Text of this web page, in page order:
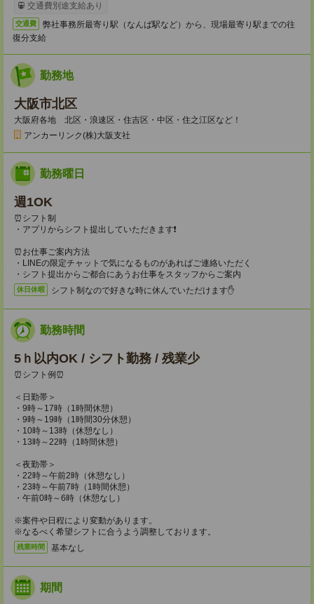
交通費別途支給あり
交通費
弊社事務所最寄り駅（なんば駅など）から、現場最寄り駅までの往
復分支給
勤務地
大阪市北区
大阪府各地 北区・浪速区・住吉区・中区・住之江区など！
アンカーリンク(株)大阪支社
勤務曜日
週1OK
⏰シフト制
・アプリからシフト提出していただきます❗
⏰お仕事ご案内方法
・LINEの限定チャットで気になるものがあればご連絡いただく
・シフト提出からご都合にあうお仕事をスタッフからご案内
休日休暇 シフト制なので好きな時に休んでいただけます✋
勤務時間
5ｈ以内OK / シフト勤務 / 残業少
⏰シフト例⏰
＜日勤帯＞
・9時～17時（1時間休憩）
・9時～19時（1時間30分休憩）
・10時～13時（休憩なし）
・13時～22時（1時間休憩）
＜夜勤帯＞
・22時～午前2時（休憩なし）
・23時～午前7時（1時間休憩）
・午前0時～6時（休憩なし）
※案件や日程により変動があります。
※なるべく希望シフトに合うよう調整しております。
残業時間 基本なし
期間